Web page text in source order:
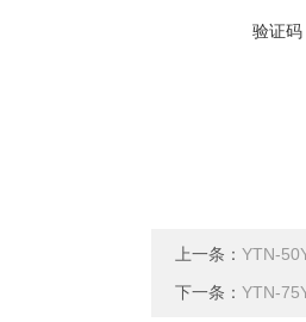
验证码
上一条： YTN-
下一条： YTN-